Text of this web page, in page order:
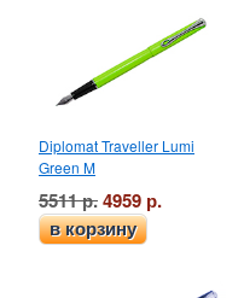
Diplomat Traveller Lumi
Green M
5511 р.4959 р.
в корзину